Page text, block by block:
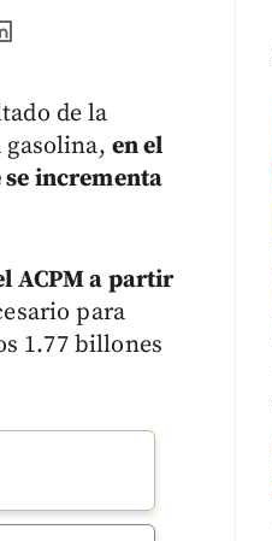
de la
en el
incrementa
ACPM a partir
para
1.77 billones